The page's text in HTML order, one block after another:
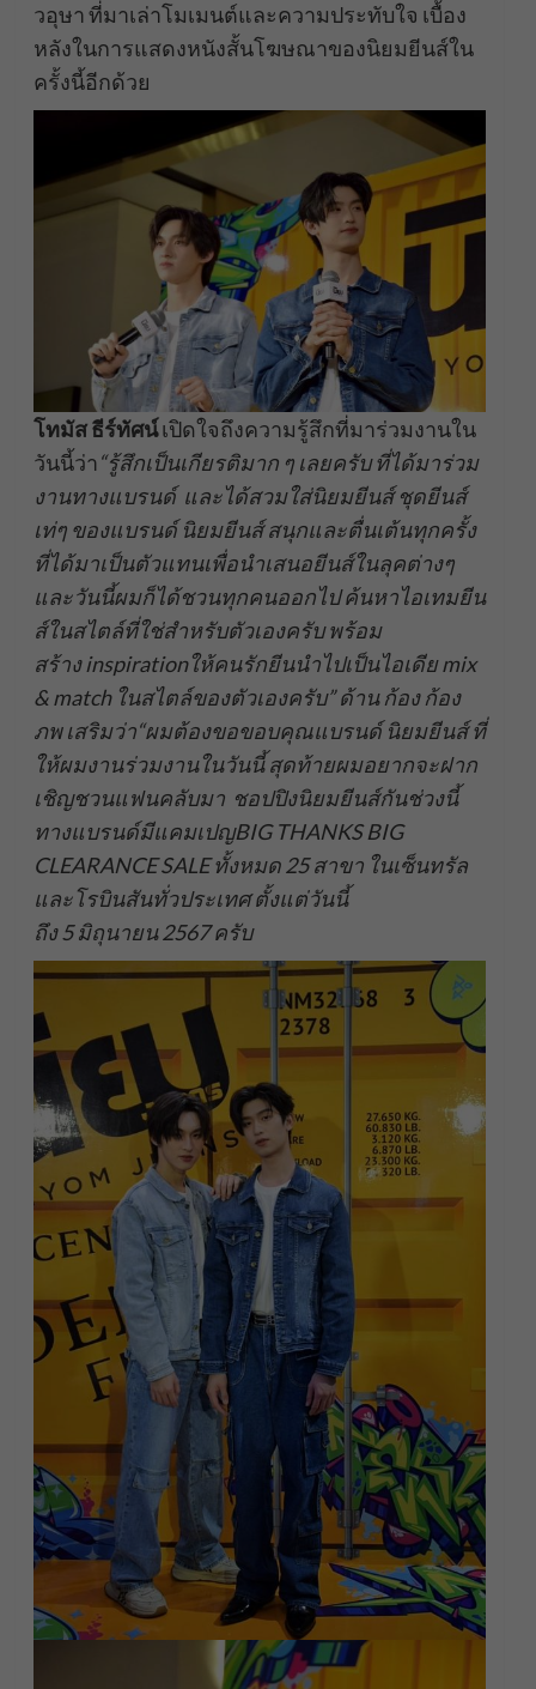
วอุษา ที่มาเล่าโมเมนต์และความประทับใจ เบื้อง
หลังในการแสดงหนังสั้นโฆษณาของนิยมยีนส์ใน
ครั้งนี้อีกด้วย
โทมัส ธีร์ทัศน์เปิดใจถึงความรู้สึกที่มาร่วมงานใน
วันนี้ว่า“รู้สึกเป็นเกียรติมาก ๆ เลยครับ ที่ได้มาร่วม
งานทางแบรนด์ และได้สวมใส่นิยมยีนส์ ชุดยีนส์
เท่ๆ ของแบรนด์ นิยมยีนส์ สนุกและตื่นเต้นทุกครั้ง
ที่ได้มาเป็นตัวแทนเพื่อนำเสนอยีนส์ในลุคต่างๆ
และวันนี้ผมก็ได้ชวนทุกคนออกไป ค้นหาไอเทมยีน
ส์ในสไตล์ที่ใช่สำหรับตัวเองครับ พร้อม
สร้าง inspirationให้คนรักยีนนำไปเป็นไอเดีย mix
& match ในสไตล์ของตัวเองครับ” ด้าน ก้อง ก้อง
ภพ เสริมว่า“ผมต้องขอขอบคุณแบรนด์ นิยมยีนส์ ที่
ให้ผมงานร่วมงานในวันนี้ สุดท้ายผมอยากจะฝาก
เชิญชวนแฟนคลับมา ชอปปิงนิยมยีนส์กันช่วงนี้
ทางแบรนด์มีแคมเปญBIG THANKS BIG
CLEARANCE SALE ทั้งหมด 25 สาขา ในเซ็นทรัล
และโรบินสันทั่วประเทศ ตั้งแต่วันนี้
ถึง 5 มิถุนายน 2567 ครับ